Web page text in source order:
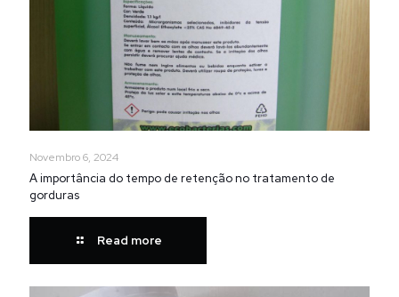
Novembro 6, 2024
A importância do tempo de retenção no tratamento de
gorduras
Read more